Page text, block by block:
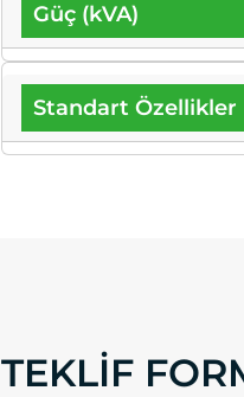
Güç (kVA)
Standart Özellikler
TEKLIF